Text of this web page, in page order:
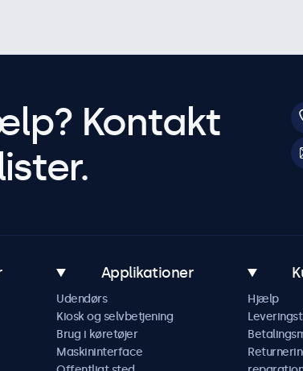
Kontakt
Applikationer
Udendørs
Kiosk og selvbetjening
Brug i køretøjer
Maskininterface
Hjælp